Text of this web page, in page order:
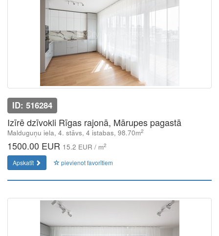
ID: 516284
Izīrē dzīvokli Rīgas rajonā, Mārupes pagastā
Malduguņu iela, 4. stāvs, 4 istabas, 98.70m2
1500.00 EUR 15.2 EUR / m2
Apskatīt pievienot favorītiem